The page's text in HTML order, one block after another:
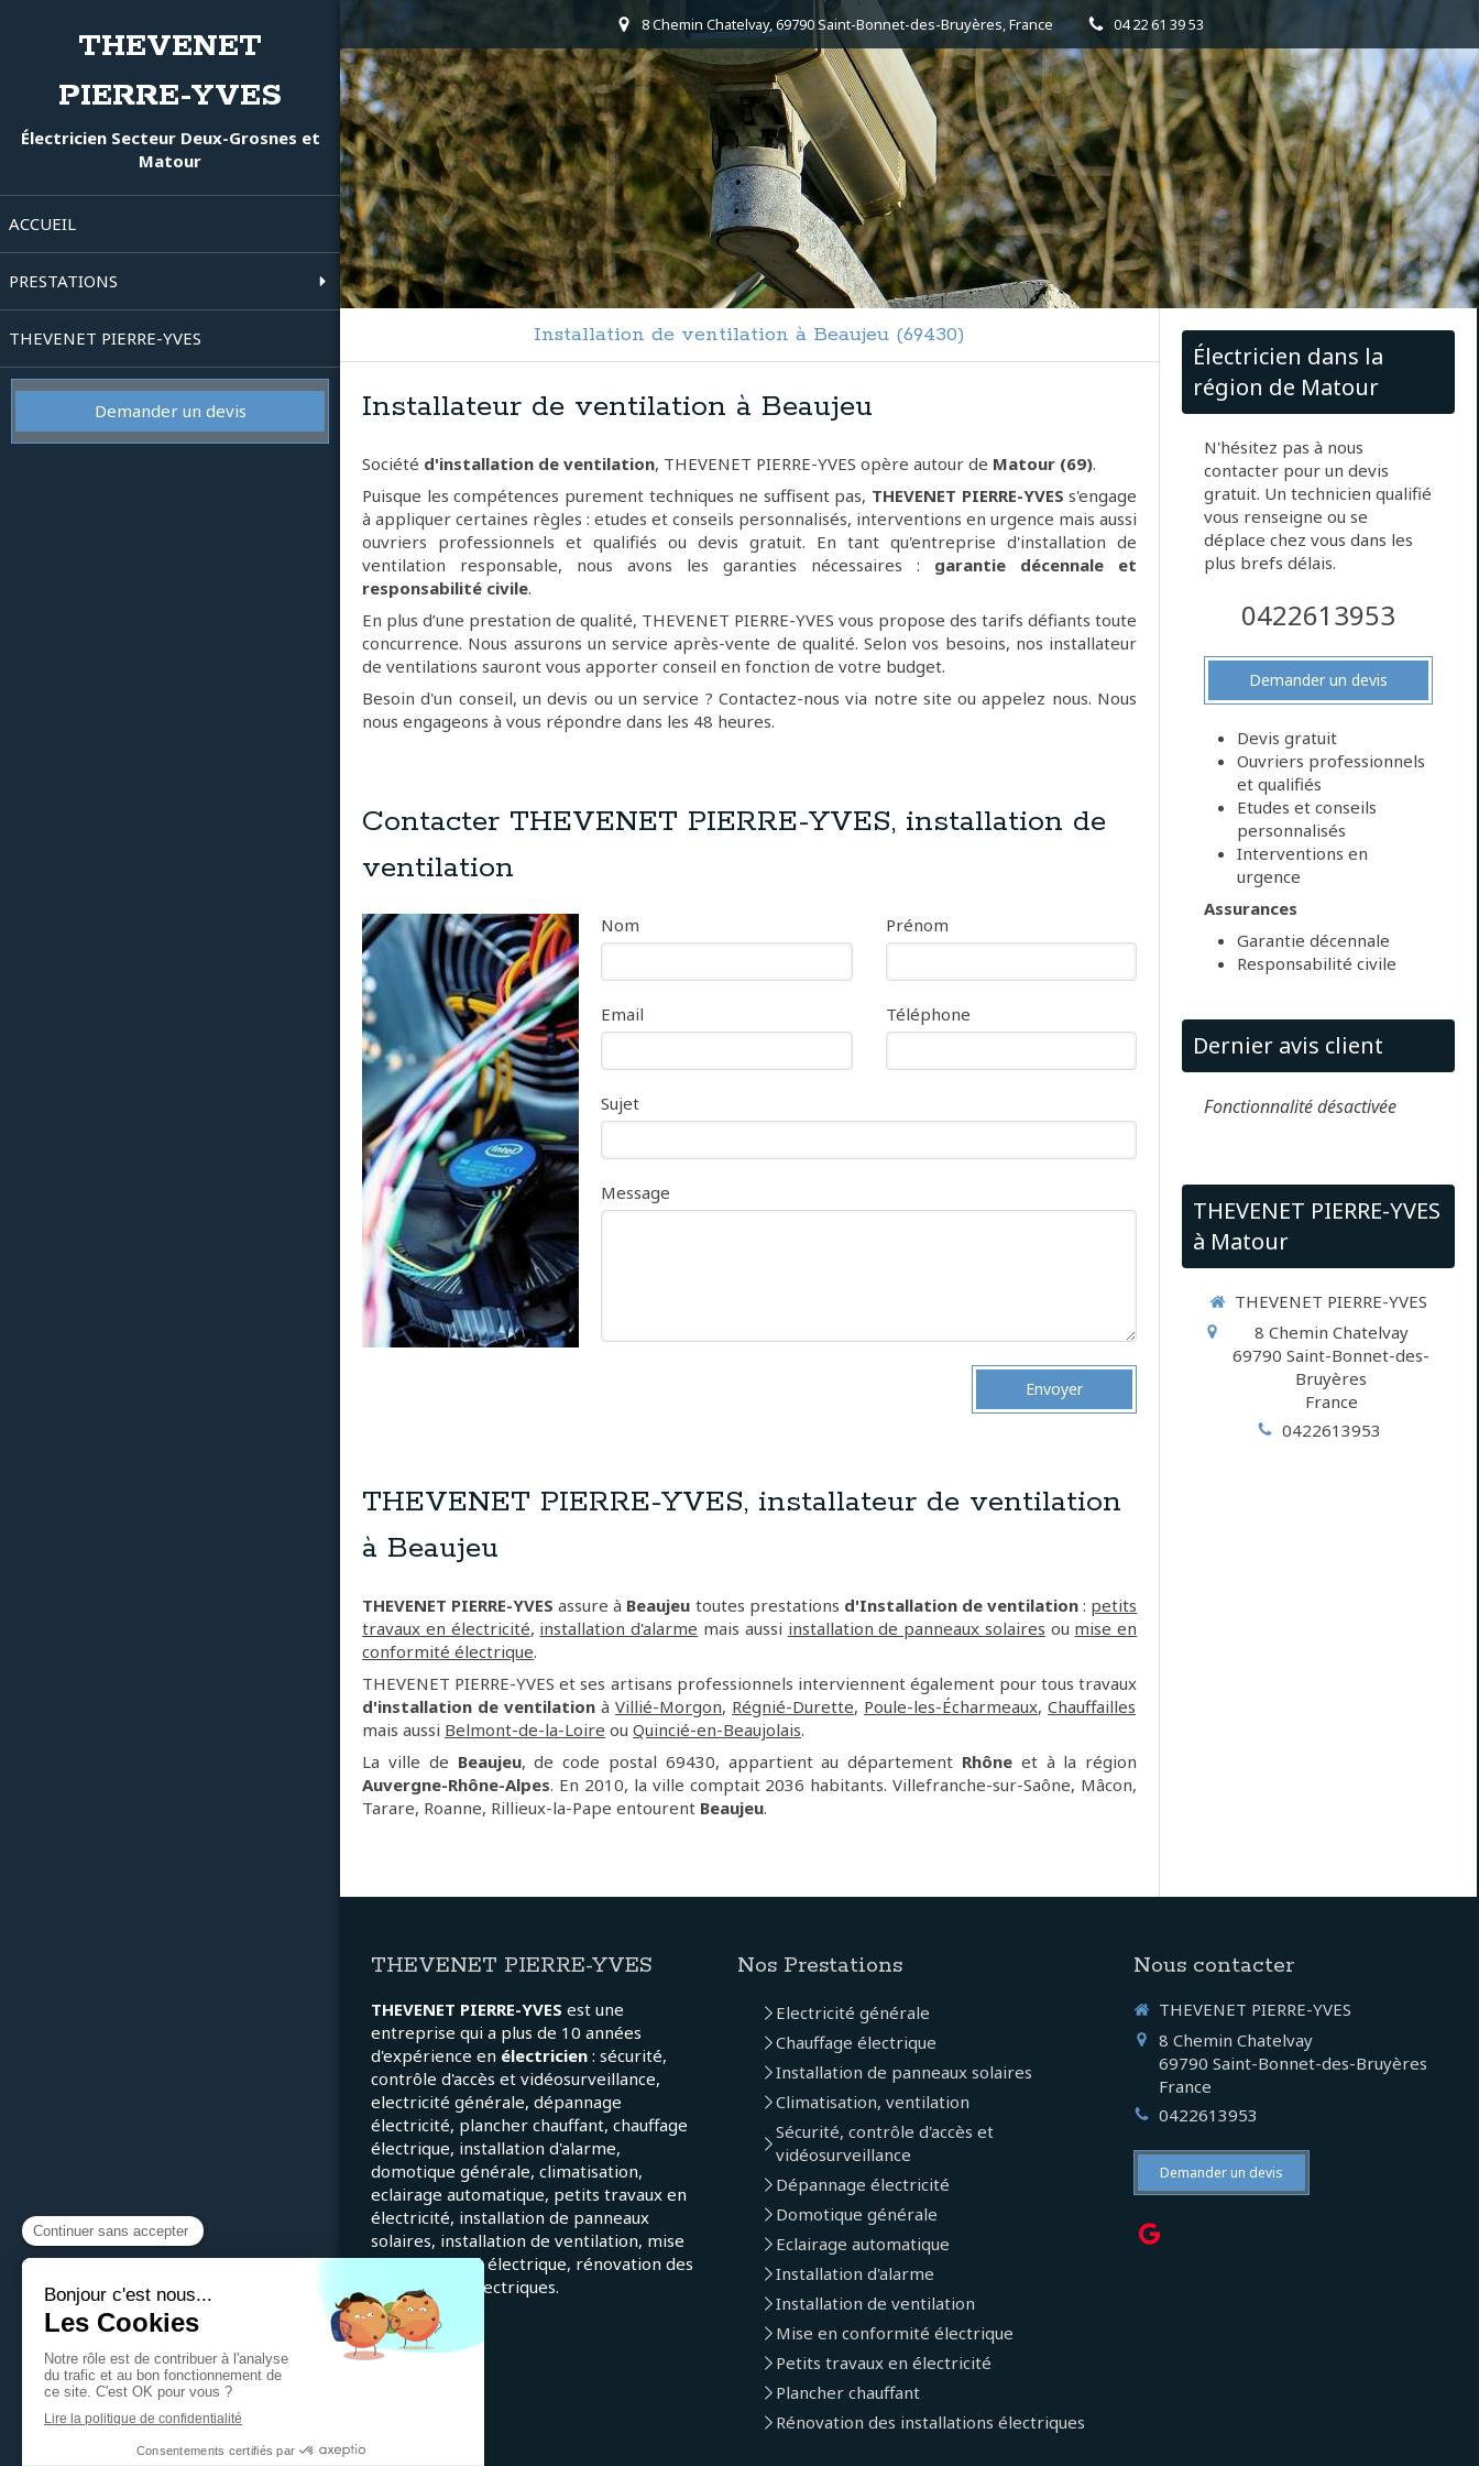
THEVENET
PIERRE-YVES
Électricien Secteur Deux-Grosnes et
Matour
ACCUEIL
PRESTATIONS
THEVENET PIERRE-YVES
Demander un devis
8 Chemin Chatelvay, 69790 Saint-Bonnet-des-Bruyères, France 04 22 61 39 53
Installation de ventilation à Beaujeu (69430)
Installateur de ventilation à Beaujeu
Société d'installation de ventilation, THEVENET PIERRE-YVES opère autour de Matour (69).
Puisque les compétences purement techniques ne suffisent pas, THEVENET PIERRE-YVES s'engage
à appliquer certaines règles : etudes et conseils personnalisés, interventions en urgence mais aussi
ouvriers professionnels et qualifiés ou devis gratuit. En tant qu'entreprise d'installation de
ventilation responsable, nous avons les garanties nécessaires : garantie décennale et
responsabilité civile.
En plus d’une prestation de qualité, THEVENET PIERRE-YVES vous propose des tarifs défiants toute
concurrence. Nous assurons un service après-vente de qualité. Selon vos besoins, nos installateur
de ventilations sauront vous apporter conseil en fonction de votre budget.
Besoin d'un conseil, un devis ou un service ? Contactez-nous via notre site ou appelez nous. Nous
nous engageons à vous répondre dans les 48 heures.
Contacter THEVENET PIERRE-YVES, installation de
ventilation
Nom Prénom
Email Téléphone
Sujet
Message
Envoyer
THEVENET PIERRE-YVES, installateur de ventilation
à Beaujeu
THEVENET PIERRE-YVES assure à Beaujeu toutes prestations d'Installation de ventilation: petits
travaux en électricité, installation d'alarme mais aussi installation de panneaux solaires ou mise en
conformité électrique.
THEVENET PIERRE-YVES et ses artisans professionnels interviennent également pour tous travaux
d'installation de ventilation àVillié-Morgon, Régnié-Durette, Poule-les-Écharmeaux,Chauffailles
mais aussi Belmont-de-la-Loire ouQuincié-en-Beaujolais.
La ville de Beaujeu, de code postal 69430, appartient au département Rhôneet à la région
Auvergne-Rhône-Alpes. En 2010, la ville comptait 2036 habitants. Villefranche-sur-Saône, Mâcon,
Tarare, Roanne, Rillieux-la-Pape entourent Beaujeu.
Électricien dans la
région de Matour
N'hésitez pas à nous
contacter pour un devis
gratuit. Un technicien qualifié
vous renseigne ou se
déplace chez vous dans les
plus brefs délais.
0422613953
Demander un devis
Devis gratuit
Ouvriers professionnels
et qualifiés
Etudes et conseils
personnalisés
Interventions en
urgence
Assurances
Garantie décennale
Responsabilité civile
Dernier avis client
Fonctionnalité désactivée
THEVENET PIERRE-YVES
à Matour
THEVENET PIERRE-YVES
8 Chemin Chatelvay
69790 Saint-Bonnet-des-
Bruyères
France
0422613953
THEVENET PIERRE-YVES
THEVENET PIERRE-YVES est une
entreprise qui a plus de 10 années
d'expérience en électricien: sécurité,
contrôle d'accès et vidéosurveillance,
electricité générale, dépannage
électricité, plancher chauffant, chauffage
électrique, installation d'alarme,
domotique générale, climatisation,
eclairage automatique, petits travaux en
électricité, installation de panneaux
solaires, installation de ventilation, mise
en conformité électrique, rénovation des
installations électriques.
Nos Prestations
Electricité générale
Chauffage électrique
Installation de panneaux solaires
Climatisation, ventilation
Sécurité, contrôle d'accès et
vidéosurveillance
Dépannage électricité
Domotique générale
Eclairage automatique
Installation d'alarme
Installation de ventilation
Mise en conformité électrique
Petits travaux en électricité
Plancher chauffant
Rénovation des installations électriques
Nous contacter
THEVENET PIERRE-YVES
8 Chemin Chatelvay
69790 Saint-Bonnet-des-Bruyères
France
0422613953
Demander un devis